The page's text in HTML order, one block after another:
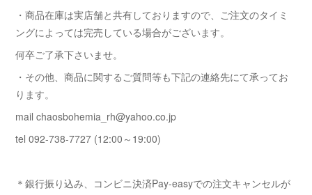
・商品在庫は実店舗と共有しておりますので、ご注文のタイミ
ングによっては完売している場合がございます。
何卒ご了承下さいませ。
・その他、商品に関するご質問等も下記の連絡先にて承ってお
ります。
mail chaosbohemia_rh@yahoo.co.jp
tel 092-738-7727 (12:00～19:00)
＊銀行振り込み、コンビニ決済Pay-easyでの注文キャンセルが